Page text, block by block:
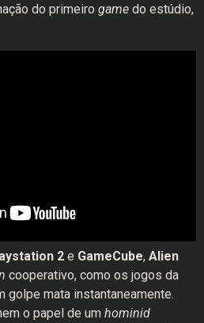
do primeiro game do estúdio,
2 e GameCube, Alien
cooperativo, como os jogos da
golpe mata instantaneamente.
o papel de um hominid